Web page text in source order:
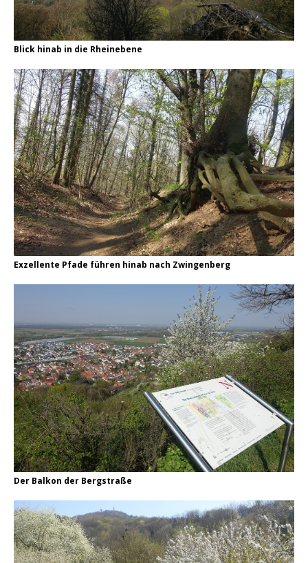
Blick hinab in die Rheinebene
Exzellente Pfade führen hinab nach Zwingenberg
Der Balkon der Bergstraße